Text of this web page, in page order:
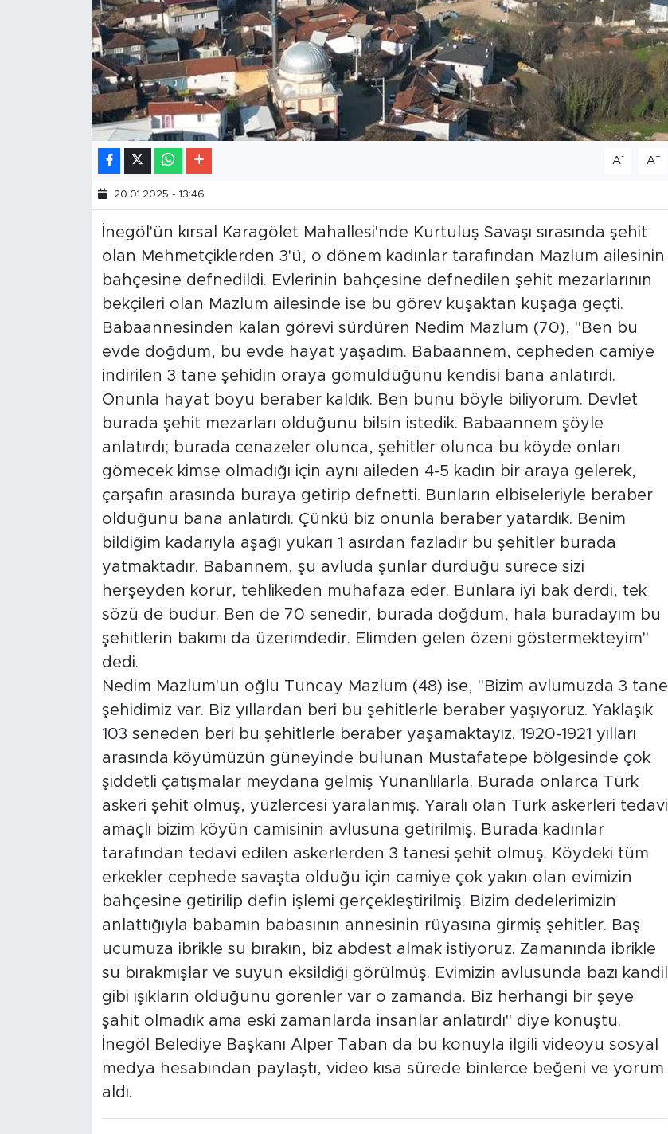
A- A+
20.01.2025 - 13:46
İnegöl'ün kırsal Karagölet Mahallesi'nde Kurtuluş Savaşı sırasında şehit
olan Mehmetçiklerden 3'ü, o dönem kadınlar tarafından Mazlum ailesinin
bahçesine defnedildi. Evlerinin bahçesine defnedilen şehit mezarlarının
bekçileri olan Mazlum ailesinde ise bu görev kuşaktan kuşağa geçti.
Babaannesinden kalan görevi sürdüren Nedim Mazlum (70), "Ben bu
evde doğdum, bu evde hayat yaşadım. Babaannem, cepheden camiye
indirilen 3 tane şehidin oraya gömüldüğünü kendisi bana anlatırdı.
Onunla hayat boyu beraber kaldık. Ben bunu böyle biliyorum. Devlet
burada şehit mezarları olduğunu bilsin istedik. Babaannem şöyle
anlatırdı; burada cenazeler olunca, şehitler olunca bu köyde onları
gömecek kimse olmadığı için aynı aileden 4-5 kadın bir araya gelerek,
çarşafın arasında buraya getirip defnetti. Bunların elbiseleriyle beraber
olduğunu bana anlatırdı. Çünkü biz onunla beraber yatardık. Benim
bildiğim kadarıyla aşağı yukarı 1 asırdan fazladır bu şehitler burada
yatmaktadır. Babannem, şu avluda şunlar durduğu sürece sizi
herşeyden korur, tehlikeden muhafaza eder. Bunlara iyi bak derdi, tek
sözü de budur. Ben de 70 senedir, burada doğdum, hala buradayım bu
şehitlerin bakımı da üzerimdedir. Elimden gelen özeni göstermekteyim"
dedi.
Nedim Mazlum'un oğlu Tuncay Mazlum (48) ise, "Bizim avlumuzda 3 tane
şehidimiz var. Biz yıllardan beri bu şehitlerle beraber yaşıyoruz. Yaklaşık
103 seneden beri bu şehitlerle beraber yaşamaktayız. 1920-1921 yılları
arasında köyümüzün güneyinde bulunan Mustafatepe bölgesinde çok
şiddetli çatışmalar meydana gelmiş Yunanlılarla. Burada onlarca Türk
askeri şehit olmuş, yüzlercesi yaralanmış. Yaralı olan Türk askerleri tedavi
amaçlı bizim köyün camisinin avlusuna getirilmiş. Burada kadınlar
tarafından tedavi edilen askerlerden 3 tanesi şehit olmuş. Köydeki tüm
erkekler cephede savaşta olduğu için camiye çok yakın olan evimizin
bahçesine getirilip defin işlemi gerçekleştirilmiş. Bizim dedelerimizin
anlattığıyla babamın babasının annesinin rüyasına girmiş şehitler. Baş
ucumuza ibrikle su bırakın, biz abdest almak istiyoruz. Zamanında ibrikle
su bırakmışlar ve suyun eksildiği görülmüş. Evimizin avlusunda bazı kandil
gibi ışıkların olduğunu görenler var o zamanda. Biz herhangi bir şeye
şahit olmadık ama eski zamanlarda insanlar anlatırdı" diye konuştu.
İnegöl Belediye Başkanı Alper Taban da bu konuyla ilgili videoyu sosyal
medya hesabından paylaştı, video kısa sürede binlerce beğeni ve yorum
aldı.